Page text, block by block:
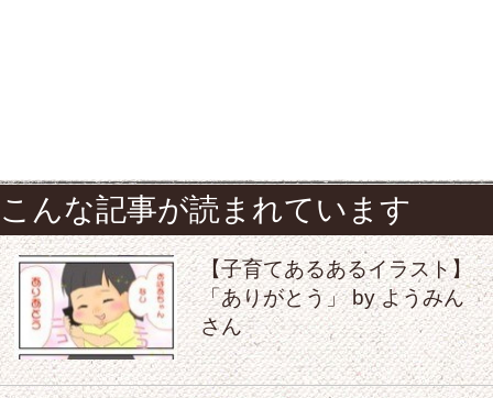
こんな記事が読まれています
【子育てあるあるイラスト】
「ありがとう」 by ようみん
さん